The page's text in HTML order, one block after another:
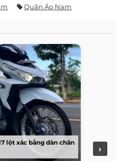
Quần Áo Nam
lột xác bằng dàn chân